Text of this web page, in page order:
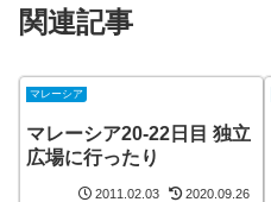
関連記事
マレーシア
マレーシア20-22日目 独立
広場に行ったり
2011.02.03 2020.09.26